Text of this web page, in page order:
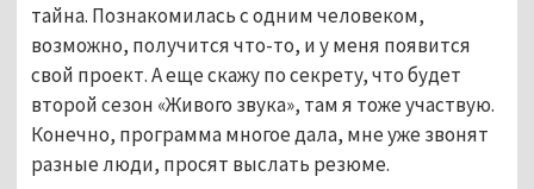
тайна. Познакомилась с одним человеком,
возможно, получится что-то, и у меня появится
свой проект. А еще скажу по секрету, что будет
второй сезон «Живого звука», там я тоже участвую.
Конечно, программа многое дала, мне уже звонят
разные люди, просят выслать резюме.